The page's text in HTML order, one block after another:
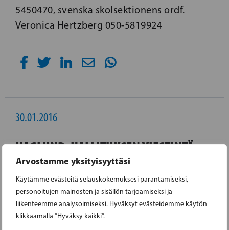
Arvostamme yksityisyyttäsi
Käytämme evästeitä selauskokemuksesi parantamiseksi,
personoitujen mainosten ja sisällön tarjoamiseksi ja
liikenteemme analysoimiseksi. Hyväksyt evästeidemme käytön
klikkaamalla ”Hyväksy kaikki”.
5450470, svenska skolsektionens ordf.
Veronica Hertzberg 050-5819924
30.01.2016
HAGLUND: HALLITUKSEN VIESTINTÄ
ENTISTÄ SEKAVAMPAA
"Jos ihminen pakenee turvallisuutensa vuoksi
ja joutuu jättämään koko elämänsä taakseen
on järkyttävää, että heitä vielä nöyryytetään ja